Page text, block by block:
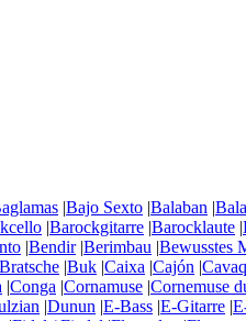
|Bajo Sexto |Balaban |
|Barockgitarre |Barocklaute |
|Bendir|Berimbau |Bewusstes
Bratsche |Buk |Caixa |Cajón |
|Conga |Cornamuse |Cornemuse
|Dunun |E-Bass |E-Gitarre |